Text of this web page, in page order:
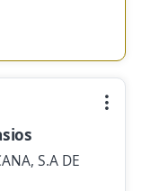
S.A DE